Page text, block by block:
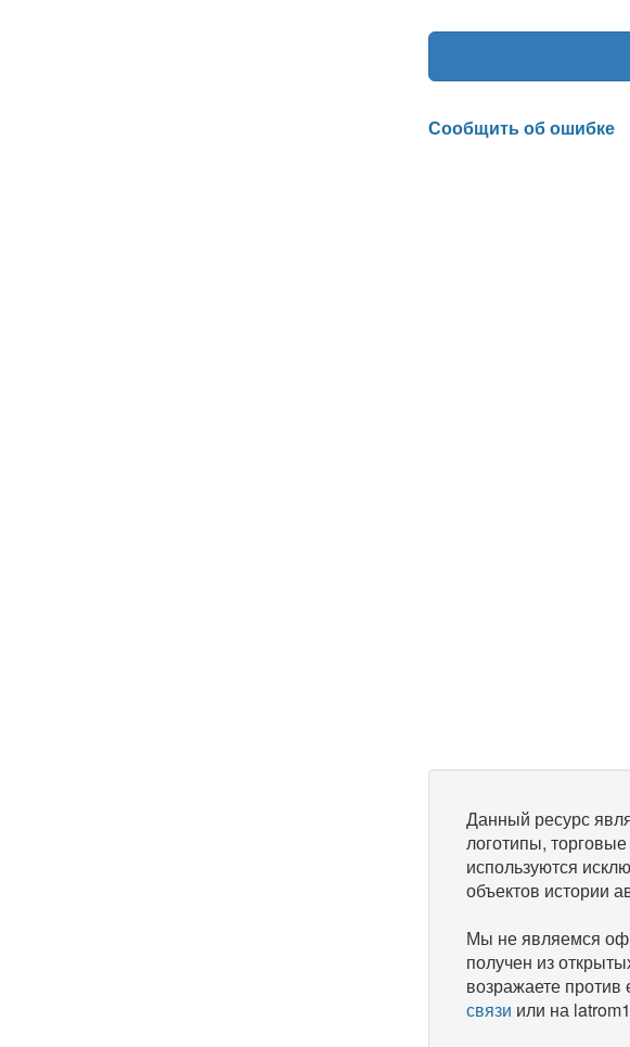
Сообщить об ошибке
Данный ресурс
логотипы,
используются
объектов истории
Мы не являемся
получен из
возражаете
связи или на